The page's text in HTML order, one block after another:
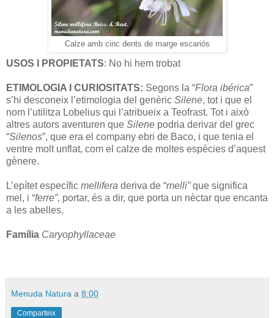
Calze amb cinc dents de marge escariós
USOS I PROPIETATS: No hi hem trobat
ETIMOLOGIA I CURIOSITATS: Segons la “Flora ibérica”
s’hi desconeix l’etimologia del genèric Silene, tot i que el
nom l’utilitza Lobelius qui l’atribueix a Teofrast. Tot i això
altres autors aventuren que Silene podria derivar del grec
“Silenos”, que era el company ebri de Baco, i que tenia el
ventre molt unflat, com el calze de moltes espècies d’aquest
gènere.
L’epítet específic mellifera deriva de “melli”que significa
mel, i “ferre”, portar, és a dir, que porta un nèctar que encanta
a les abelles.
Família Caryophyllaceae
Menuda Natura a 8:00
Comparteix